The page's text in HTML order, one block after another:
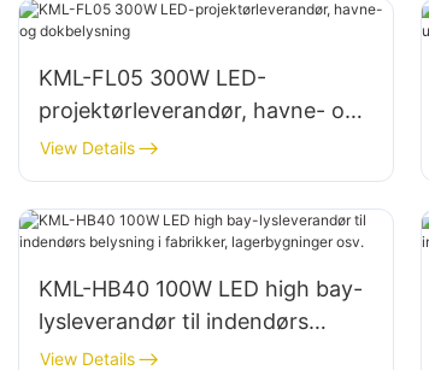
KML-FL05 300W LED-
projektørleverandør, havne- og
dokbelysning
View Details
KML-HB40 100W LED high bay-
lysleverandør til indendørs
belysning i fabrikker,
View Details